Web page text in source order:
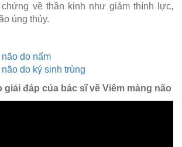
về thần kinh như giảm thính lực,
úng thủy.
do nấm
do ký sinh trùng
giải đáp của bác sĩ về Viêm màng não